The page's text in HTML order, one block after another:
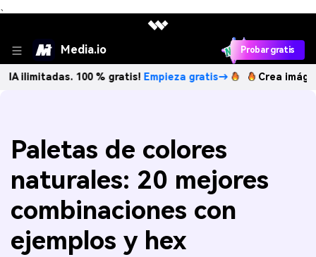
、
Media.io Probar gratis
100 % gratis! Empieza gratis→ Crea imágenes IA
Paletas de colores
naturales: 20 mejores
combinaciones con
ejemplos y hex